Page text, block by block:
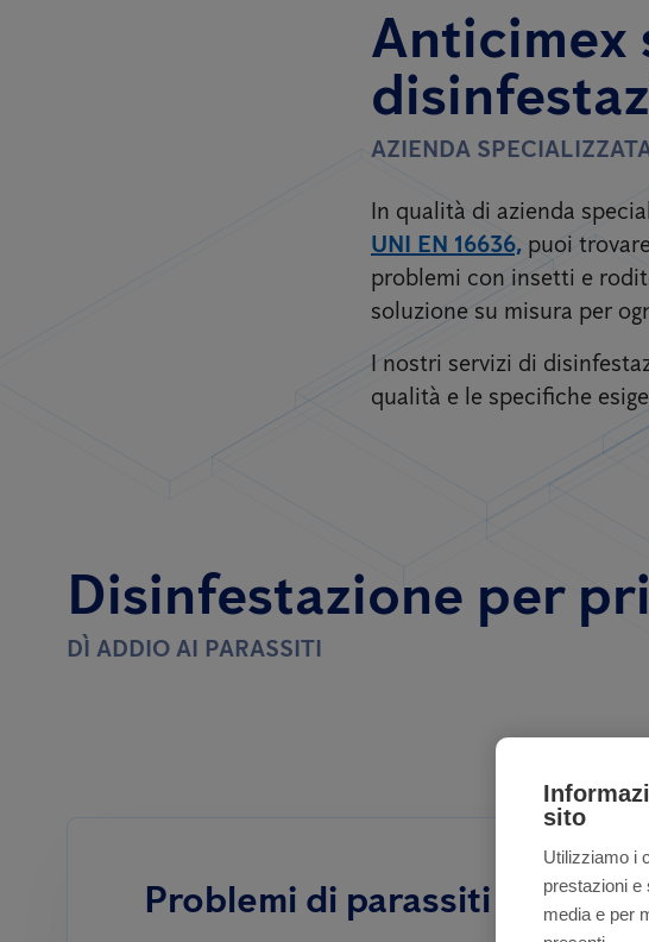
Anticimex
AZIENDA
In qualità di azienda
UNI EN 16636, puoi
problemi con insetti e
soluzione su misura per
I nostri servizi di
qualità e le specifiche
Disinfestazione per
DÌ ADDIO AI PARASSITI
Problemi di parassiti nelle
sito
Utilizziamo i
prestazioni e
media e per